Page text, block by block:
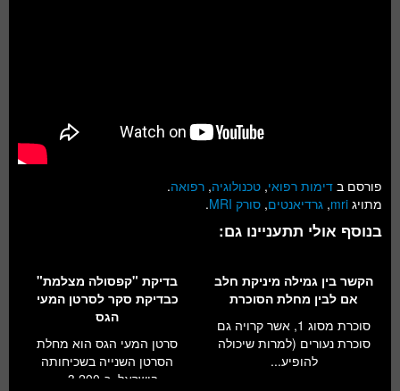
פורסם ב דימות רפואי, טכנולוגיה, רפואה.
מתויג mri
, גרדיאנטים, סורק MRI .
בנוסף אולי תתעניינו גם:
הקשר בין גמילה מיניקת חלב
אם לבין מחלת הסוכרת
סוכרת מסוג 1, אשר קרויה גם
סוכרת נעורים (למרות שיכולה
להופיע...
בדיקת "קפסולה מצלמת"
כבדיקת סקר לסרטן המעי
הגס
סרטן המעי הגס הוא מחלת
הסרטן השנייה בשכיחותה
בישראל. כ-3,200...